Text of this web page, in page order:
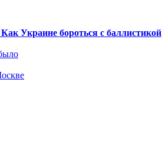
Украине бороться с баллистикой